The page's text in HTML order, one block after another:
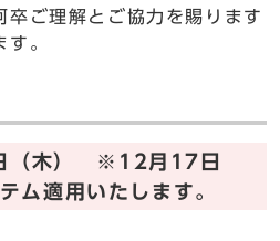
卒ご理解とご協力を賜ります
。
（木） ※12月17日
ム適用いたします。